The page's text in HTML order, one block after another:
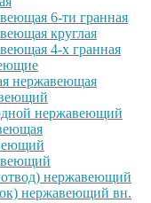
6-ти гранная
круглая
4-х гранная
нержавеющая
нержавеющий
нержавеющий
нержавеющий вн.